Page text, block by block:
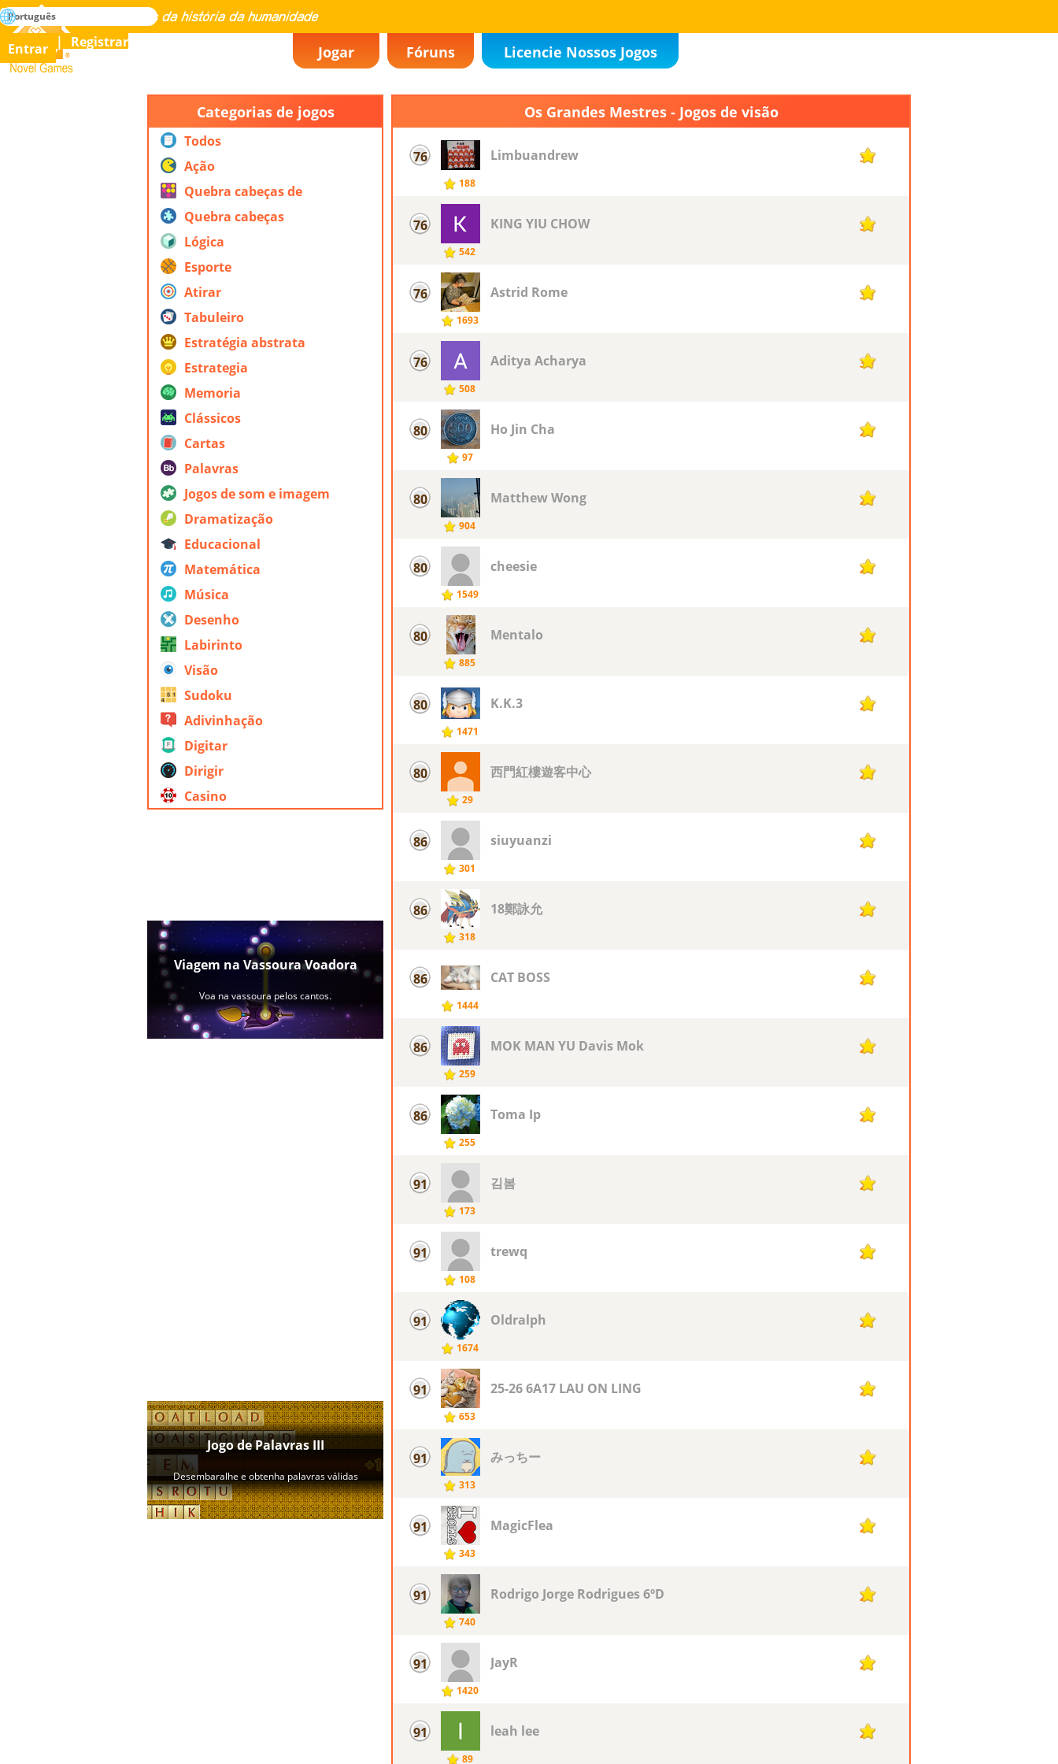
Novel Games
Dominar todos os jogos da história da humanidade
buscar
Jogar Fóruns Licencie Nossos Jogos
Entrar Registrar
Português
Categorias de jogos
Todos
Ação
Quebra cabeças de
ação
Quebra cabeças
Lógica
Esporte
Atirar
Tabuleiro
Estratégia abstrata
Estrategia
Memoria
Clássicos
Cartas
Palavras
Jogos de som e imagem
Dramatização
Educacional
Matemática
Música
Desenho
Labirinto
Visão
Sudoku
Adivinhação
Digitar
Dirigir
Casino
Os Grandes Mestres - Jogos de visão
76
188
Limbuandrew 30
76
542
KING YIU CHOW 30
76
1693
Astrid Rome 30
76
508
Aditya Acharya 30
80
97
Ho Jin Cha 29
80
904
Matthew Wong 29
80
1549
cheesie 29
80
885
Mentalo 29
80
1471
K.K.3 29
80
29
西門紅樓遊客中心 29
86
301
siuyuanzi 28
86
318
18鄭詠允 28
86
1444
CAT BOSS 28
86
259
MOK MAN YU Davis Mok 28
86
255
Toma Ip 28
91
173
김봄 27
91
108
trewq 27
91
1674
Oldralph 27
91
653
25-26 6A17 LAU ON LING 27
91
313
みっちー 27
91
343
MagicFlea 27
91
740
Rodrigo Jorge Rodrigues 6ºD 27
91
1420
JayR 27
91
89
leah lee 27